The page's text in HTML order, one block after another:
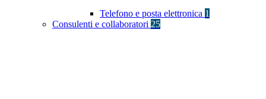
Telefono e posta elettronica 1
Consulenti e collaboratori 25